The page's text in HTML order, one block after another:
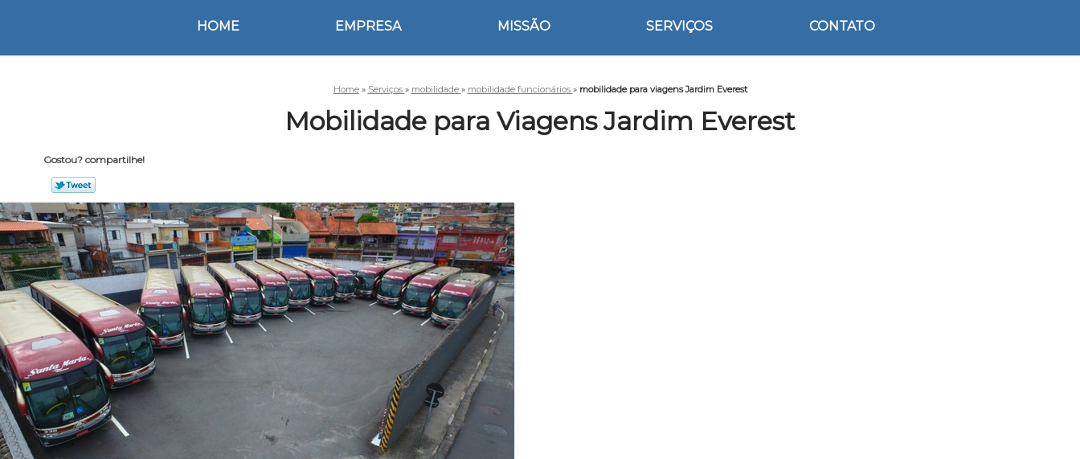
HOME EMPRESA MISSÃO SERVIÇOS CONTATO
Home » Serviços » mobilidade » mobilidade funcionários » mobilidade para viagens Jardim Everest
Mobilidade para Viagens Jardim Everest
Gostou? compartilhe!